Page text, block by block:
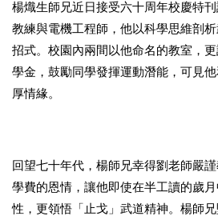
楊熾生師兄近日接受六十周年校慶特
教練與電機工程師，他以科學思維剖
招式。校園內兩間以他命名的教室，
學金，鼓勵同學發揮運動潛能，可見
厚情緣。
回望七十年代，楊師兄幸得劉老師嚴
學費的恩情，讓他即使在半工讀的歲
性，更領悟「止戈」武道精神。楊師